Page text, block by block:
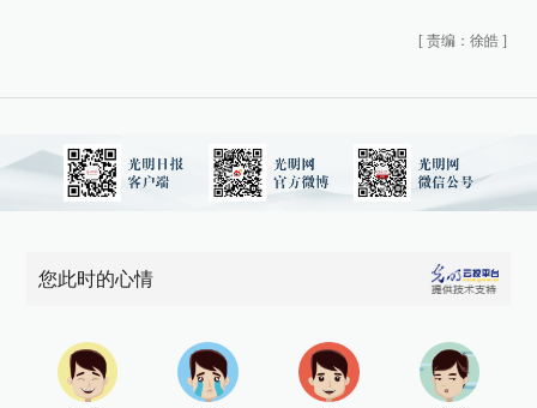
[ 责编：徐皓 ]
您此时的心情